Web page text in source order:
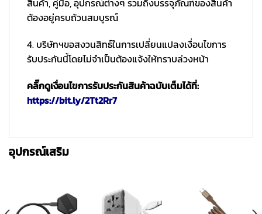
สินค้า, คู่มือ, อุปกรณ์ต่างๆ รวมถึงบรรจุภัณฑ์ของสินค้า
ต้องอยู่ครบถ้วนสมบูรณ์
4. บริษัทฯขอสงวนสิทธ์ในการเปลี่ยนแปลงเงื่อนไขการ
รับประกันนี้โดยไม่จำเป็นต้องแจ้งให้ทราบล่วงหน้า
คลิ๊กดูเงื่อนไขการรับประกันสินค้าฉบับเต็มได้ที่:
https://bit.ly/2Tt2Rr7
อุปกรณ์เสริม